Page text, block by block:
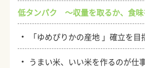
低タンパク ～収量を取るか、食
・ 「ゆめぴりかの産地 」確立を目
・ うまい米、いい米を作るのが仕